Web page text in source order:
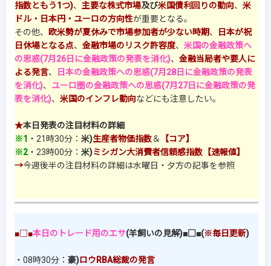
指数ともう1つ)、 主要な株式市場及び米国債利回りの動向、 米
ドル・日本円・ユーロの方向性が重要となる。
その他、
欧米勢が夏休みで市場参加者が少ない時期、
日本が祝
日休場となる点、 金融市場のリスク許容度、 米国の金融政策へ
の思惑(7月26日に金融政策の発表を消化)、 金融当局者や要人に
よる発言、
日本の金融政策への思惑(7月28日に金融政策の発表
を消化)、 ユーロ圏の金融政策への思惑(7月27日に金融政策の発
表を消化)、 米国のインフレ動向などにも注意したい。
★本日発表の注目材料の詳細
※1 ・21時30分： 米)生産者物価指数＆
【コア】
※2・23時00分： 米)ミシガン大消費者信頼感指数【速報値】
→今週後半の注目材料の詳細は水曜日・夕方の記事を参照
■□■本日のトレード用のエサ(羊飼いの見解)■□■(※毎日更新)
・08時30分： 豪)ロウRBA総裁の発言